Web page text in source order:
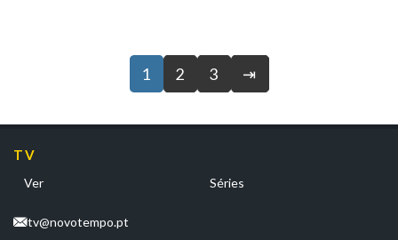
1 2 3 ⇥
TV
Ver Séries
tv@novotempo.pt